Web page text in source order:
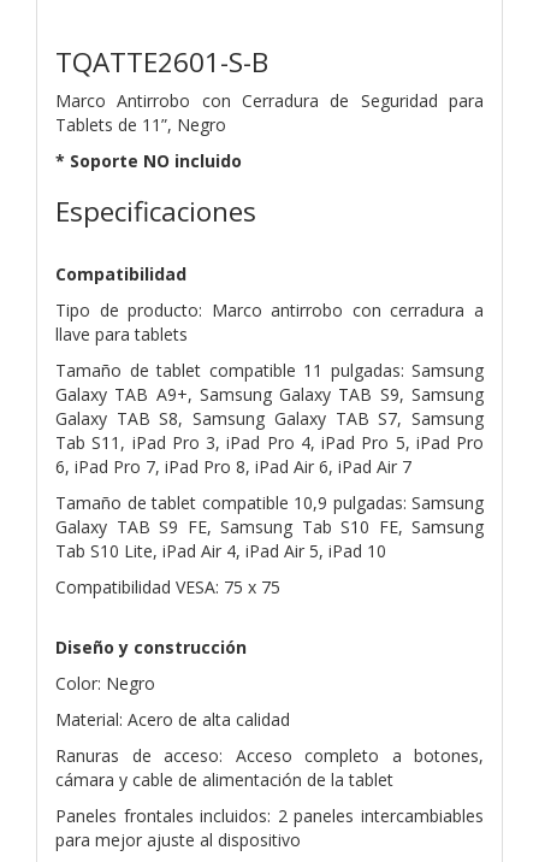
TQATTE2601-S-B
Marco Antirrobo con Cerradura de Seguridad para
Tablets de 11”, Negro
* Soporte NO incluido
Especificaciones
Compatibilidad
Tipo de producto: Marco antirrobo con cerradura a
llave para tablets
Tamaño de tablet compatible 11 pulgadas: Samsung
Galaxy TAB A9+, Samsung Galaxy TAB S9, Samsung
Galaxy TAB S8, Samsung Galaxy TAB S7, Samsung
Tab S11, iPad Pro 3, iPad Pro 4, iPad Pro 5, iPad Pro
6, iPad Pro 7, iPad Pro 8, iPad Air 6, iPad Air 7
Tamaño de tablet compatible 10,9 pulgadas: Samsung
Galaxy TAB S9 FE, Samsung Tab S10 FE, Samsung
Tab S10 Lite, iPad Air 4, iPad Air 5, iPad 10
Compatibilidad VESA: 75 x 75
Diseño y construcción
Color: Negro
Material: Acero de alta calidad
Ranuras de acceso: Acceso completo a botones,
cámara y cable de alimentación de la tablet
Paneles frontales incluidos: 2 paneles intercambiables
para mejor ajuste al dispositivo